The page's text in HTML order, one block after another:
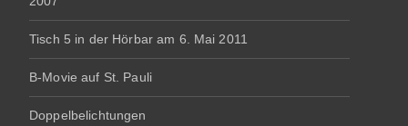
Tisch 5 in der Hörbar am 6. Mai 2011
B-Movie auf St. Pauli
Doppelbelichtungen